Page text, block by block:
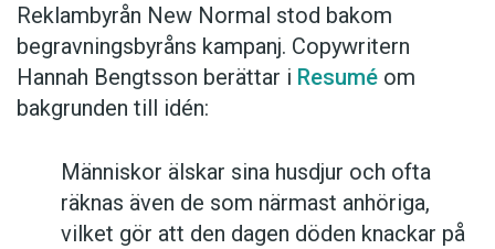
Reklambyrån New Normal stod bakom
begravningsbyråns kampanj. Copywritern
Hannah Bengtsson berättar i Resumé om
bakgrunden till idén:
Människor älskar sina husdjur och ofta
räknas även de som närmast anhöriga,
vilket gör att den dagen döden knackar på